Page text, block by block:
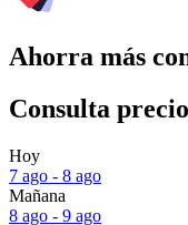
Ahorra más
Consulta
Hoy
7 ago - 8 ago
Mañana
8 ago - 9 ago